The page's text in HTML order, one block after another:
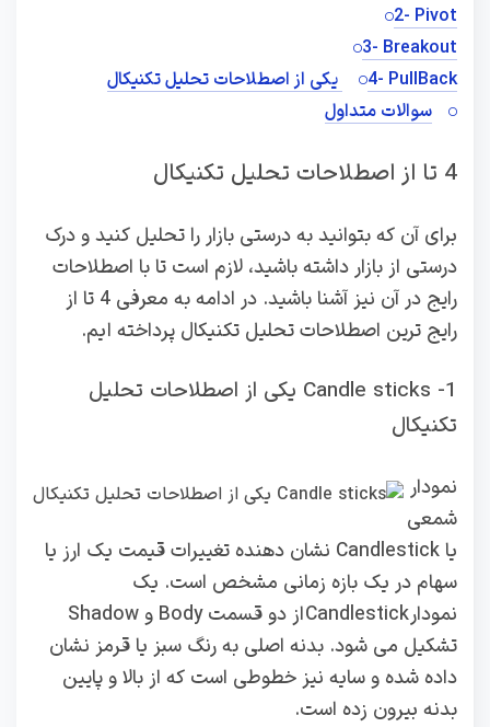
2- Pivot
3- Breakout
4- PullBack یکی از اصطلاحات تحلیل تکنیکال
سوالات متداول
4 تا از اصطلاحات تحلیل تکنیکال
برای آن که بتوانید به درستی بازار را تحلیل کنید و درک
درستی از بازار داشته باشید، لازم است تا با اصطلاحات
رایج در آن نیز آشنا باشید. در ادامه به معرفی 4 تا از
رایج ترین اصطلاحات تحلیل تکنیکال پرداخته ایم.
1- Candle sticks یکی از اصطلاحات تحلیل
تکنیکال
نمودار
شمعی
یا Candlestick نشان‌ دهنده‌ تغییرات قیمت یک ارز یا
سهام در یک بازه‌ زمانی مشخص است. یک
نمودار Candlestick از دو قسمت Body و Shadow
تشکیل می‌ شود. بدنه اصلی به رنگ سبز یا قرمز نشان
داده شده و سایه نیز خطوطی است که از بالا و پایین
بدنه بیرون زده است.